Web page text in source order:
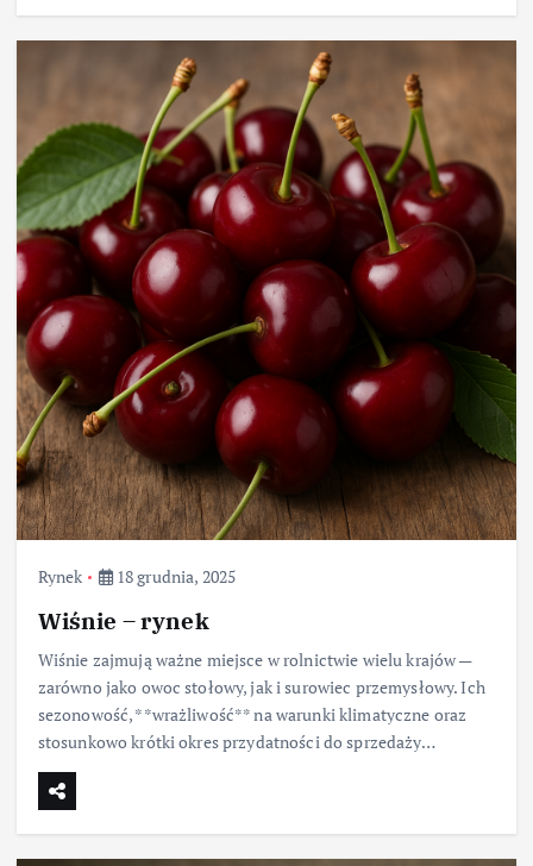
Rynek 18 grudnia, 2025
Wiśnie – rynek
Wiśnie zajmują ważne miejsce w rolnictwie wielu krajów —
zarówno jako owoc stołowy, jak i surowiec przemysłowy. Ich
sezonowość, **wrażliwość** na warunki klimatyczne oraz
stosunkowo krótki okres przydatności do sprzedaży…